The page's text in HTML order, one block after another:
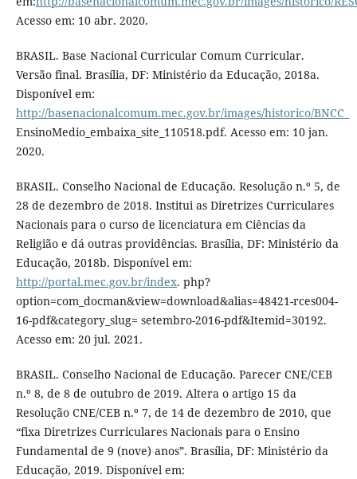
Acesso em: 10 abr. 2020.
BRASIL. Base Nacional Curricular Comum Curricular.
Versão final. Brasília, DF: Ministério da Educação, 2018a.
Disponível em:
http://basenacionalcomum.mec.gov.br/images/historico/BNCC_
EnsinoMedio_embaixa_site_110518.pdf. Acesso em: 10 jan.
2020.
BRASIL. Conselho Nacional de Educação. Resolução n.º 5, de
28 de dezembro de 2018. Institui as Diretrizes Curriculares
Nacionais para o curso de licenciatura em Ciências da
Religião e dá outras providências. Brasília, DF: Ministério da
Educação, 2018b. Disponível em:
http://portal.mec.gov.br/index. php?
option=com_docman&view=download&alias=48421-rces004-
16-pdf&category_slug= setembro-2016-pdf&Itemid=30192.
Acesso em: 20 jul. 2021.
BRASIL. Conselho Nacional de Educação. Parecer CNE/CEB
n.º 8, de 8 de outubro de 2019. Altera o artigo 15 da
Resolução CNE/CEB n.º 7, de 14 de dezembro de 2010, que
“fixa Diretrizes Curriculares Nacionais para o Ensino
Fundamental de 9 (nove) anos”. Brasília, DF: Ministério da
Educação, 2019. Disponível em: